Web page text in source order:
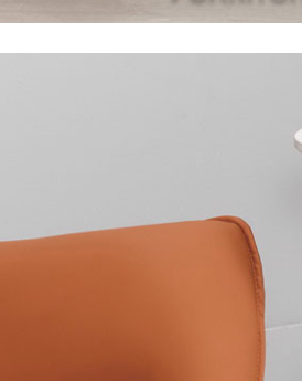
、台東、金門、馬祖、澎湖地區
搬運過於困難等因素，導致無法順
ID：@dershin)，並須保持商品全
無法辦理退換貨。
人使用習慣、居家環境不同。若屬
自行吸收(另事先與消費者報價，消費
於鑑賞期內退貨之情形，我們需酌收
。
格售出
，且在特定時日會給予折扣，